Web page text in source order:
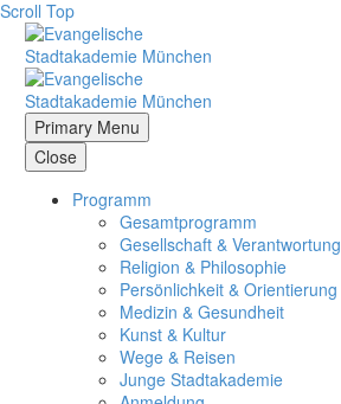
Scroll Top
Primary Menu
Close
Programm
Gesamtprogramm
Gesellschaft & Verantwortung
Religion & Philosophie
Persönlichkeit & Orientierung
Medizin & Gesundheit
Kunst & Kultur
Wege & Reisen
Junge Stadtakademie